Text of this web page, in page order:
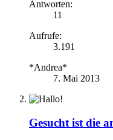
Antworten:
11
Aufrufe:
3.191
*Andrea*
7. Mai 2013
Gesucht ist die